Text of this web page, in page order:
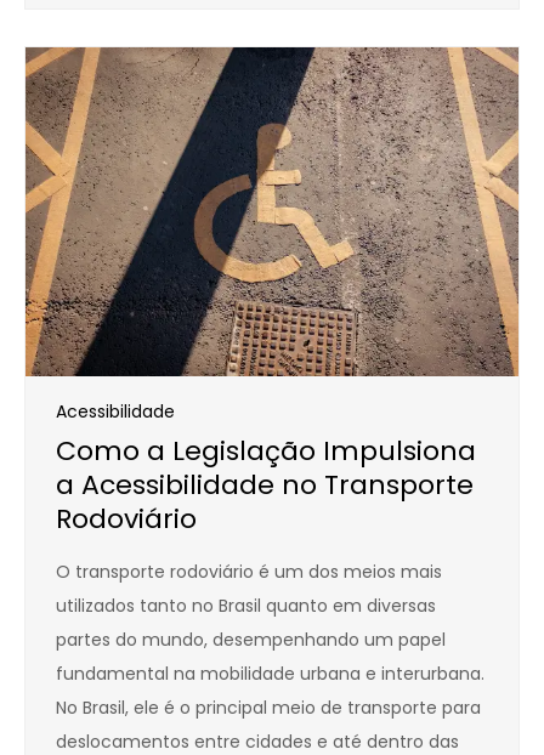
Acessibilidade
Como a Legislação Impulsiona
a Acessibilidade no Transporte
Rodoviário
O transporte rodoviário é um dos meios mais
utilizados tanto no Brasil quanto em diversas
partes do mundo, desempenhando um papel
fundamental na mobilidade urbana e interurbana.
No Brasil, ele é o principal meio de transporte para
deslocamentos entre cidades e até dentro das